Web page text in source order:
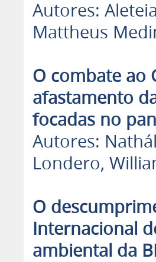
Autores:
Mattheus
O combate ao
afastamento
focadas no
Autores:
Londero,
O
Internacional
ambiental da